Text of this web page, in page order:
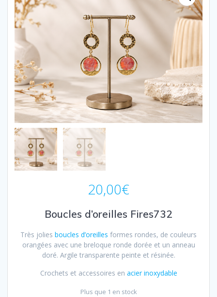
20,00€
Boucles d’oreilles Fires732
Très jolies boucles d’oreilles formes rondes, de couleurs
orangées avec une breloque ronde dorée et un anneau
doré. Argile transparente peinte et résinée.
Crochets et accessoires en acier inoxydable
Plus que 1 en stock